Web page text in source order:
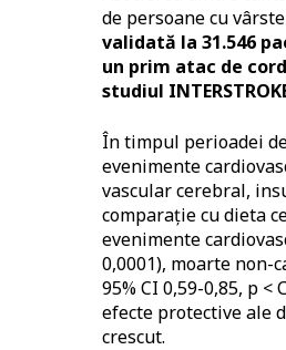
de persoane cu
validată la 31.546
un prim atac de
studiul
În timpul perioadei
evenimente
vascular cerebral,
comparație cu dieta
evenimente
0,0001), moarte non-
95% CI 0,59-0,85, p <
efecte protective ale
crescut.